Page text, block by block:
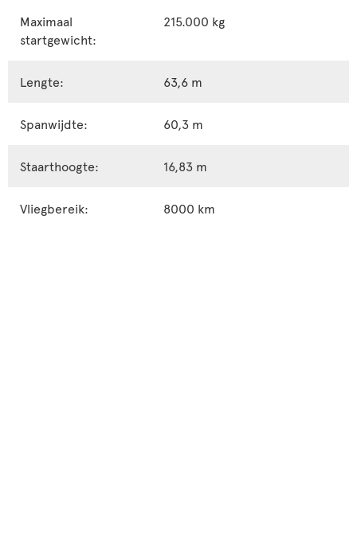
Maximaal
startgewicht:
215.000 kg
Lengte: 63,6 m
Spanwijdte: 60,3 m
Staarthoogte: 16,83 m
Vliegbereik: 8000 km